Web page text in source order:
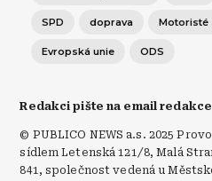
SPD doprava Motoristé
Evropská unie ODS
Redakci pište na email
© PUBLICO NEWS a.s. 2025
sídlem Letenská 121/8, Malá
841, společnost vedená u